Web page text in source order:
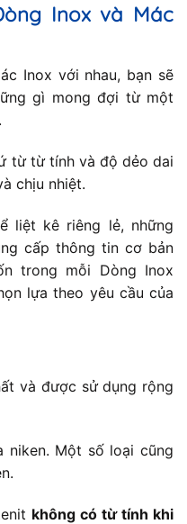
Inox và Mác
Inox với nhau, bạn sẽ
gì mong đợi từ một
từ từ tính và độ dẻo dai
chịu nhiệt.
liệt kê riêng lẻ, những
cấp thông tin cơ bản
trong mỗi Dòng Inox
lựa theo yêu cầu của
và được sử dụng rộng
niken. Một số loại cũng
không có từ tính khi